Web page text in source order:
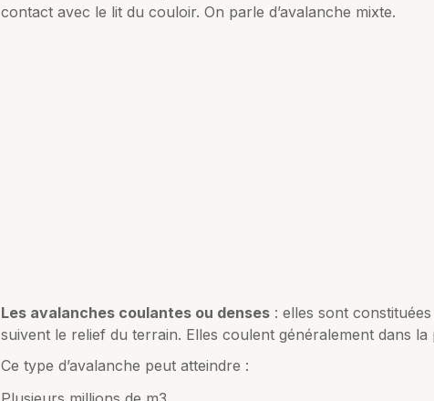
contact avec le lit du couloir. On parle d’avalanche mixte.
Les avalanches coulantes ou denses : elles sont
suivent le relief du terrain. Elles coulent généralement dans la
Ce type d’avalanche peut atteindre :